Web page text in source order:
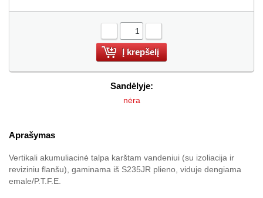
Sandėlyje:
nėra
Aprašymas
Vertikali akumuliacinė talpa karštam vandeniui (su izoliacija ir
reviziniu flanšu), gaminama iš S235JR plieno, viduje dengiama
emale/P.T.F.E.